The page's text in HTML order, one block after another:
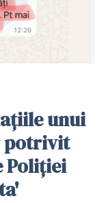
unui
potrivit
Poliţiei